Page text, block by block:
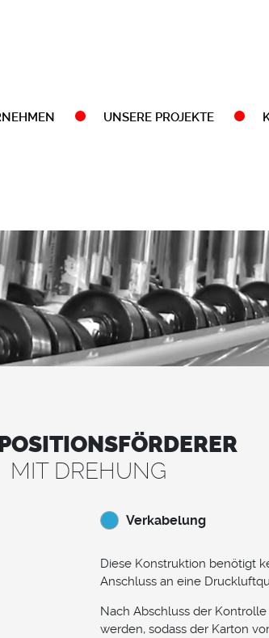
UNSERE PROJEKTE
MIT DREHUNG
Verkabelung
Diese Konstruktion benötigt
Anschluss an eine
Nach Abschluss der
werden, sodass der Karton